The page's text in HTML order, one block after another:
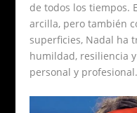
de todos los tiempos.
arcilla, pero también
superficies, Nadal ha
humildad, resiliencia
personal y profesional.